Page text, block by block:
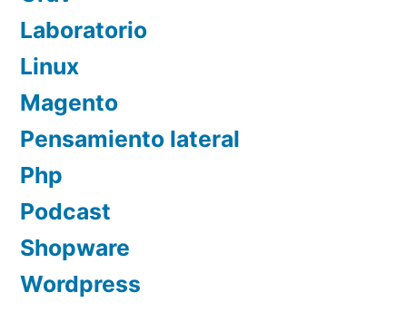
Laboratorio
Linux
Magento
Pensamiento lateral
Php
Podcast
Shopware
Wordpress